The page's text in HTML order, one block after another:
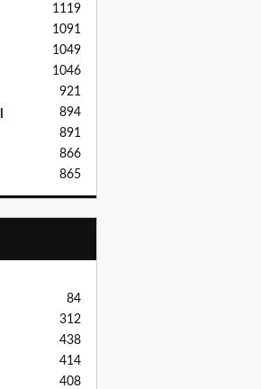
1119
1091
1049
1046
921
894
891
866
865
84
312
438
414
408